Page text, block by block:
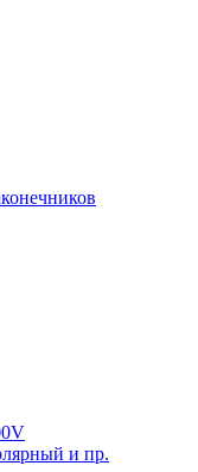
и пр.